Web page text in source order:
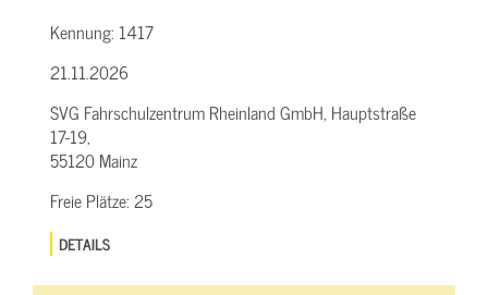
Kennung: 1417
21.11.2026
SVG Fahrschulzentrum Rheinland GmbH, Hauptstraße
17-19,
55120 Mainz
Freie Plätze:25
DETAILS